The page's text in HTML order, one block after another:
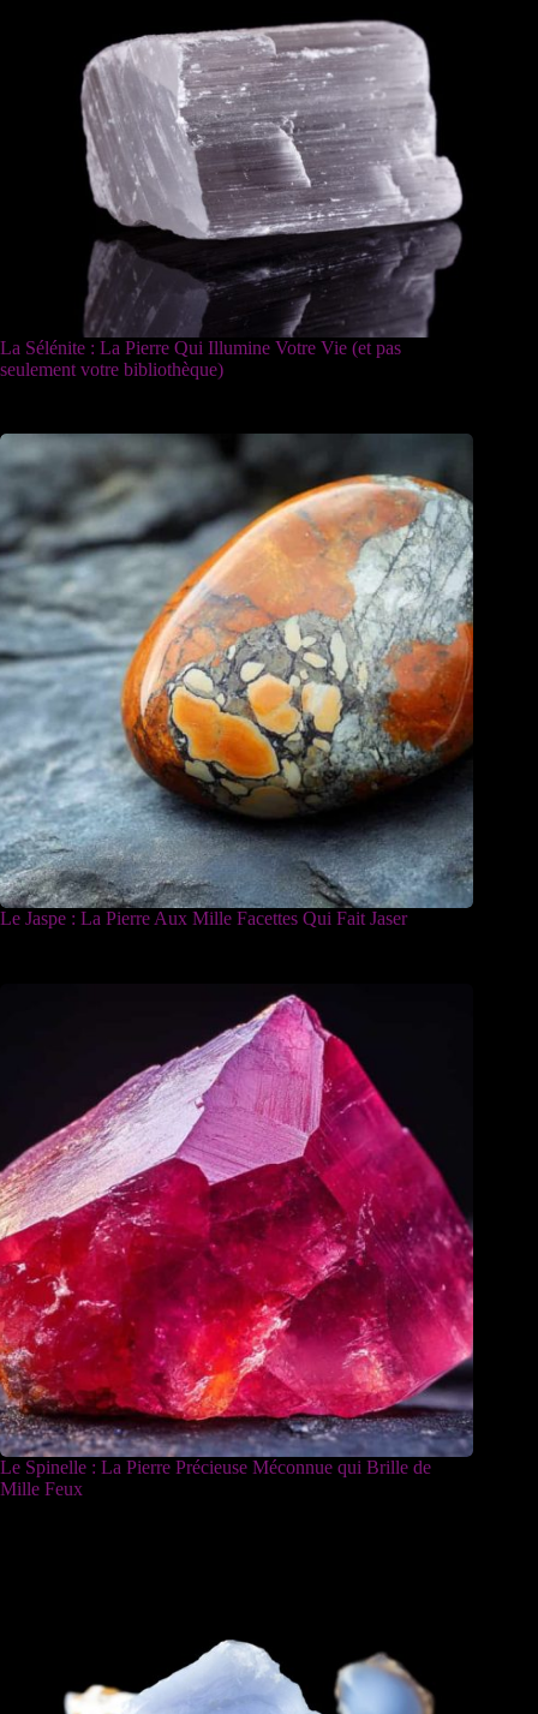
La Sélénite : La Pierre Qui Illumine Votre Vie (et pas
seulement votre bibliothèque)
Le Jaspe : La Pierre Aux Mille Facettes Qui Fait Jaser
Le Spinelle : La Pierre Précieuse Méconnue qui Brille de
Mille Feux